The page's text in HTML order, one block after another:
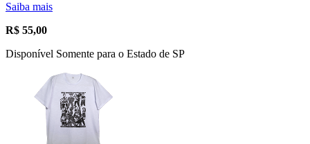
Saiba mais
R$ 55,00
Disponível Somente para o Estado de SP